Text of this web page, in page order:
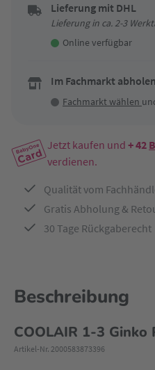
Lieferung mit DHL
Lieferung in ca. 2-3
Online verfügbar
Im Fachmarkt
Fachmarkt wählen
Jetzt kaufen und + 42
verdienen.
Qualität vom
Gratis Abholung &
30 Tage Rückgaberecht
Beschreibung
COOLAIR 1-3 Ginko
Artikel-Nr. 2000583873396